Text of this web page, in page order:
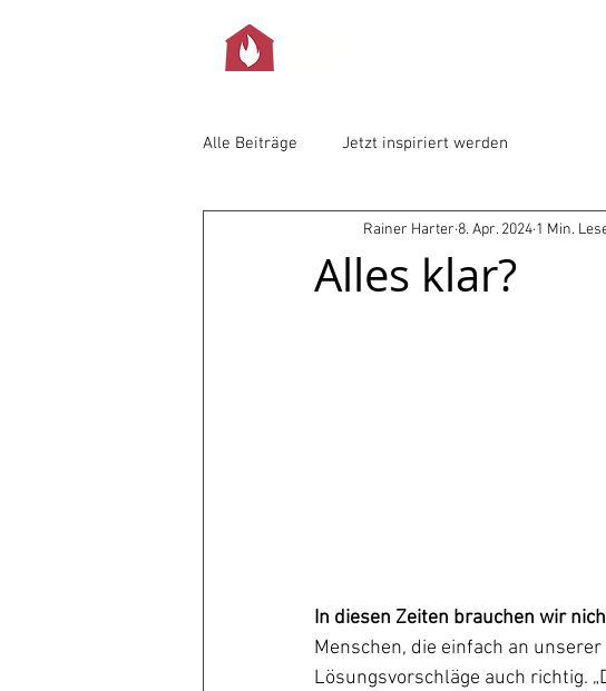
Alle Beiträge Jetzt inspiriert werden
Alles klar?
Rainer Harter 8. Apr. 2024 1 Min.
In diesen Zeiten brauchen wir
Menschen, die einfach an
Lösungsvorschläge auch richtig.